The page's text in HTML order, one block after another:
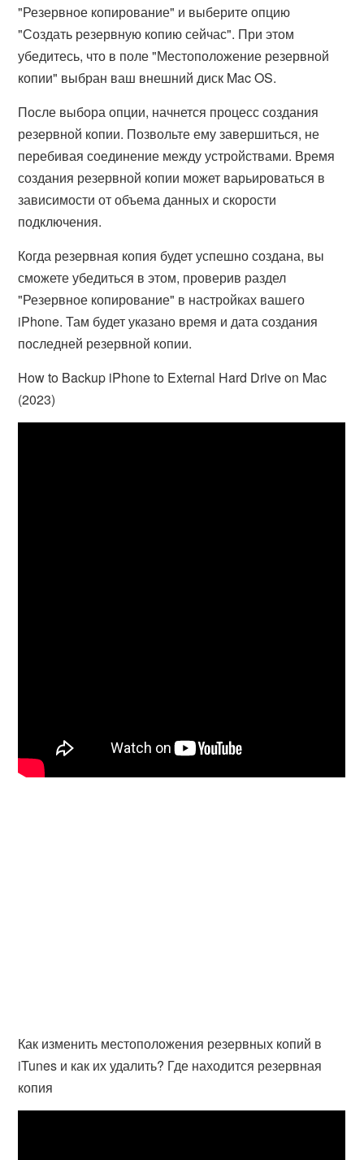
"Резервное копирование" и выберите опцию
"Создать резервную копию сейчас". При этом
убедитесь, что в поле "Местоположение резервной
копии" выбран ваш внешний диск Mac OS.
После выбора опции, начнется процесс создания
резервной копии. Позвольте ему завершиться, не
перебивая соединение между устройствами. Время
создания резервной копии может варьироваться в
зависимости от объема данных и скорости
подключения.
Когда резервная копия будет успешно создана, вы
сможете убедиться в этом, проверив раздел
"Резервное копирование" в настройках вашего
iPhone. Там будет указано время и дата создания
последней резервной копии.
How to Backup iPhone to External Hard Drive on Mac
(2023)
Как изменить местоположения резервных копий в
iTunes и как их удалить? Где находится резервная
копия